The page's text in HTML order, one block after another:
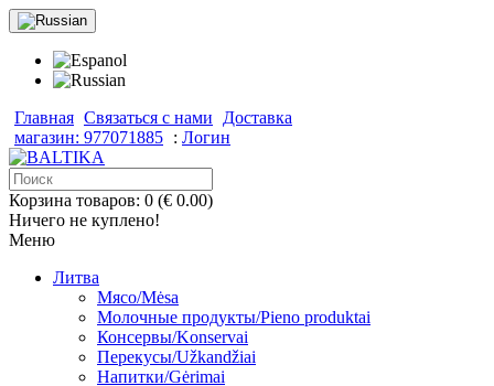
Главная Связаться с нами
Доставка
магазин: 977071885 : Логин
Корзина товаров: 0 (€ 0.00)
Ничего не куплено!
Меню
Литва
Мясо/Mėsa
Молочные продукты/Pieno produktai
Консервы/Konservai
Перекусы/Užkandžiai
Напитки/Gėrimai